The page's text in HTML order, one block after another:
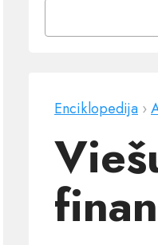
Enciklopedija ›